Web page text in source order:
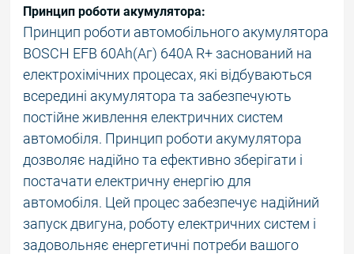
Принцип роботи акумулятора:
Принцип роботи автомобільного акумулятора
BOSCH EFB 60Ah(Аг) 640A R+ заснований на
електрохімічних процесах, які відбуваються
всередині акумулятора та забезпечують
постійне живлення електричних систем
автомобіля. Принцип роботи акумулятора
дозволяє надійно та ефективно зберігати і
постачати електричну енергію для
автомобіля. Цей процес забезпечує надійний
запуск двигуна, роботу електричних систем і
задовольняє енергетичні потреби вашого